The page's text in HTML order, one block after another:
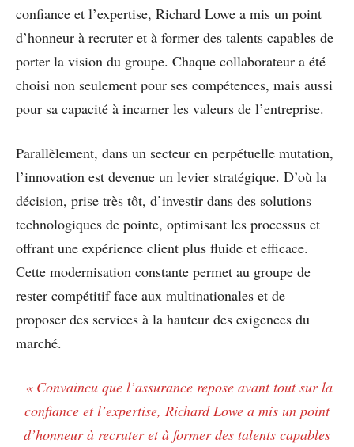
confiance et l’expertise, Richard Lowe a mis un point
d’honneur à recruter et à former des talents capables de
porter la vision du groupe. Chaque collaborateur a été
choisi non seulement pour ses compétences, mais aussi
pour sa capacité à incarner les valeurs de l’entreprise.
Parallèlement, dans un secteur en perpétuelle mutation,
l’innovation est devenue un levier stratégique. D’où la
décision, prise très tôt, d’investir dans des solutions
technologiques de pointe, optimisant les processus et
offrant une expérience client plus fluide et efficace.
Cette modernisation constante permet au groupe de
rester compétitif face aux multinationales et de
proposer des services à la hauteur des exigences du
marché.
« Convaincu que l’assurance repose avant tout sur la
confiance et l’expertise, Richard Lowe a mis un point
d’honneur à recruter et à former des talents capables